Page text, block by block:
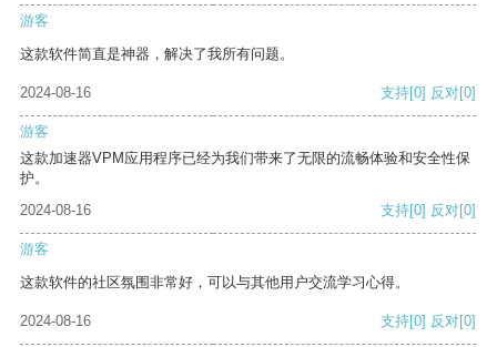
游客
这款软件简直是神器，解决了我所有问题。
2024-08-16 支持[0] 反对[0]
游客
这款加速器VPM应用程序已经为我们带来了无限的流畅体验和安全性保
护。
2024-08-16
支持[0] 反对[0]
游客
这款软件的社区氛围非常好，可以与其他用户交流学习心得。
2024-08-16 支持[0] 反对[0]